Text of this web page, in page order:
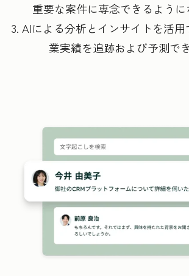
重要な案件に専念できるように
3. AIによる分析とインサイトを活
業実績を追跡および予測でき